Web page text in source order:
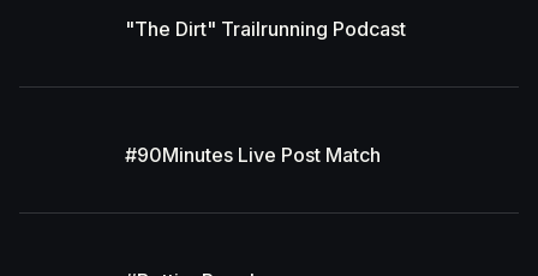
"The Dirt" Trailrunning Podcast
#90Minutes Live Post Match